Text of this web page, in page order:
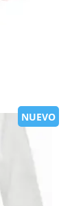
NUEVO